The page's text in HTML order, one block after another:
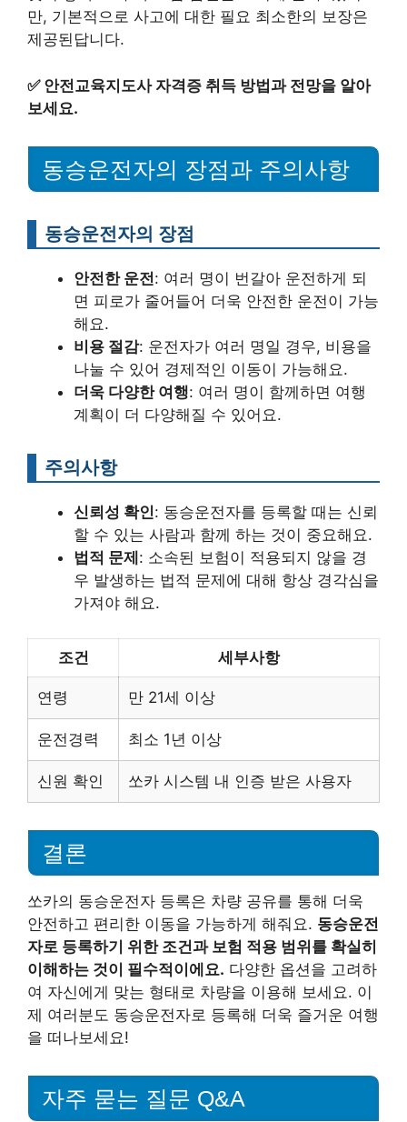
만, 기본적으로 사고에 대한 필요 최소한의 보장은
제공된답니다.
✅ 안전교육지도사 자격증 취득 방법과 전망을 알아
보세요.
동승운전자의 장점과 주의사항
동승운전자의 장점
안전한 운전: 여러 명이 번갈아 운전하게 되
면 피로가 줄어들어 더욱 안전한 운전이 가능
해요.
비용 절감: 운전자가 여러 명일 경우, 비용을
나눌 수 있어 경제적인 이동이 가능해요.
더욱 다양한 여행: 여러 명이 함께하면 여행
계획이 더 다양해질 수 있어요.
주의사항
신뢰성 확인: 동승운전자를 등록할 때는 신뢰
할 수 있는 사람과 함께 하는 것이 중요해요.
법적 문제 : 소속된 보험이 적용되지 않을 경
우 발생하는 법적 문제에 대해 항상 경각심을
가져야 해요.
조건 세부사항
연령 만 21세 이상
운전경력 최소 1년 이상
신원 확인 쏘카 시스템 내 인증 받은 사용자
결론
쏘카의 동승운전자 등록은 차량 공유를 통해 더욱
안전하고 편리한 이동을 가능하게 해줘요. 동승운전
자로 등록하기 위한 조건과 보험 적용 범위를 확실히
이해하는 것이 필수적이에요. 다양한 옵션을 고려하
여 자신에게 맞는 형태로 차량을 이용해 보세요. 이
제 여러분도 동승운전자로 등록해 더욱 즐거운 여행
을 떠나보세요!
자주 묻는 질문 Q&A